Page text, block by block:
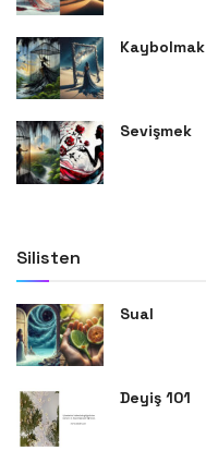
Kaybolmak
Sevişmek
Silisten
Sual
Deyiş 101